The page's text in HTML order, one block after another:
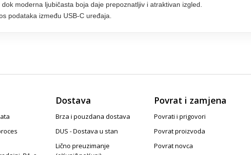
moderna ljubičasta boja daje prepoznatljiv i atraktivan izgled.
podataka između USB-C uređaja.
Dostava
Brza i pouzdana dostava
DUS - Dostava u stan
Lično preuzimanje
Povrat i zamjena
Povrati i prigovori
Povrat proizvoda
Povrat novca